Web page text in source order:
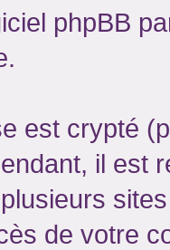
phpBB
est crypté
il est
de votre